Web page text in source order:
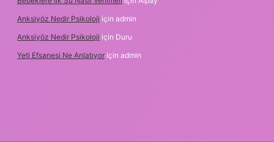
Anksiyöz Nedir Psikoloji için admin
Anksiyöz Nedir Psikoloji için Duru
Yeti Efsanesi Ne Anlatıyor için admin